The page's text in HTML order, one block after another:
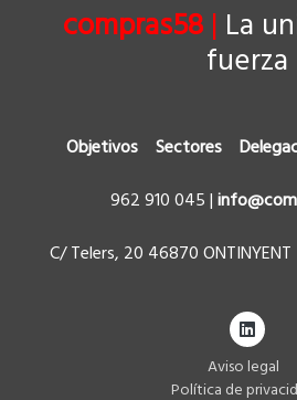
compras58| La
fuerza
Objetivos Sectores
962 910 045|
C/ Telers, 20 46870 ONTINYENT
Aviso legal
Política de